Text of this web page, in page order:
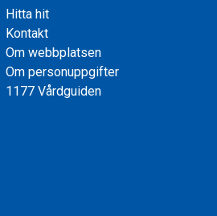
Hitta hit
Kontakt
Om webbplatsen
Om personuppgifter
1177 Vårdguiden